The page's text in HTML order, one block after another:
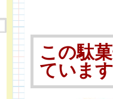
この駄
ていま